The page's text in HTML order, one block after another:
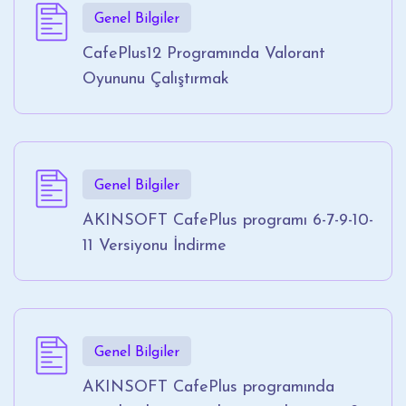
Genel Bilgiler
CafePlus12 Programında Valorant
Oyununu Çalıştırmak
Genel Bilgiler
AKINSOFT CafePlus programı 6-7-9-10-
11 Versiyonu İndirme
Genel Bilgiler
AKINSOFT CafePlus programında